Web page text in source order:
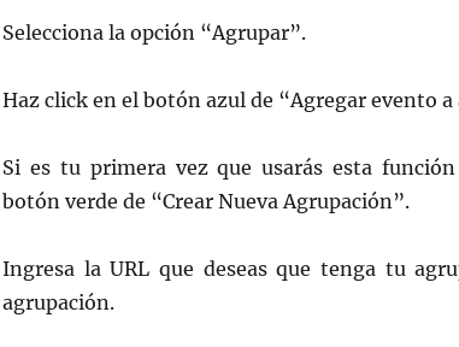
Selecciona la opción “Agrupar”.
Haz click en el botón azul de “Agregar evento
Si es tu primera vez que usarás esta
botón verde de “Crear Nueva Agrupación”.
Ingresa la URL que deseas que tenga tu
agrupación.